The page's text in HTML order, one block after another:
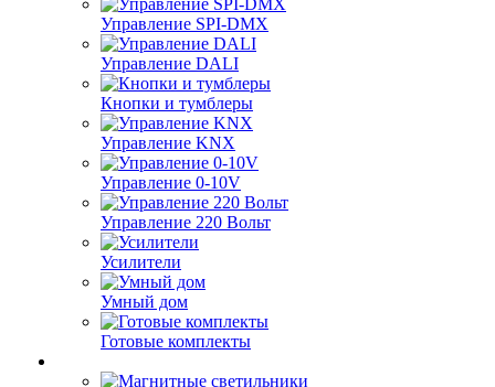
Управление SPI-DMX
Управление DALI
Кнопки и тумблеры
Управление KNX
Управление 0-10V
Управление 220 Вольт
Усилители
Умный дом
Готовые комплекты